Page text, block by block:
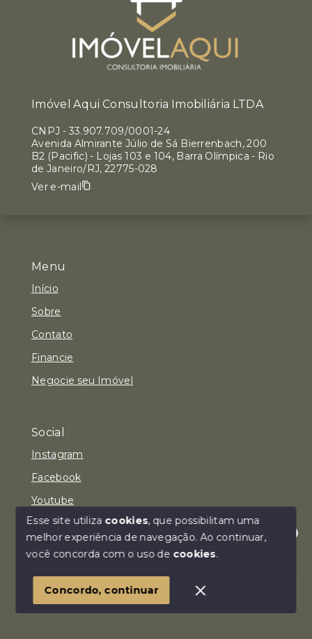
Olá! Estamos disponíveis para te ajudar.
Menu
Início
Sobre
Contato
Financie
Negocie seu Imóvel
Social
Instagram
Facebook
Youtube
© Copyright 2026 - Imóvel Aqui Consultoria Imobiliária
SITE PARA IMOBILIARIA
Imóvel Aqui Consultoria Imobiliária LTDA
CNPJ - 33.907.709/0001-24
Avenida Almirante Júlio de Sá Bierrenbach, 200
B2 (Pacific) - Lojas 103 e 104, Barra Olímpica - Rio
de Janeiro/RJ, 22775-028
Ver e-mail
Esse site utiliza cookies, que possibilitam uma
melhor experiência de navegação.Ao continuar,
você concorda com o uso de cookies.
Concordo, continuar